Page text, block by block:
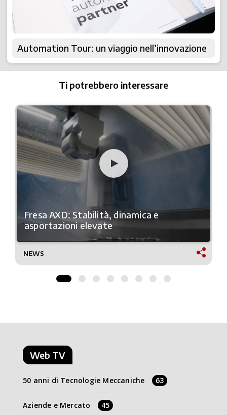
Automation Tour: un viaggio nell’innovazione
Ti potrebbero interessare
Fresa AXD: Stabilità, dinamica e
asportazioni elevate
NEWS
Web TV
50 anni di Tecnologie Meccaniche 63
Aziende e Mercato 45